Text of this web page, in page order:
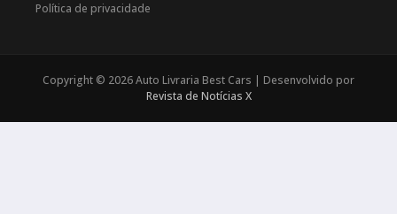
Política de privacidade
Copyright © 2026 Auto Livraria Best Cars | Desenvolvido por
Revista de Notícias X